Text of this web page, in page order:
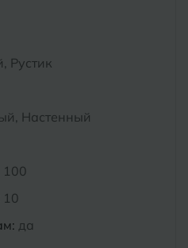
Рустик
Настенный
100
10
да